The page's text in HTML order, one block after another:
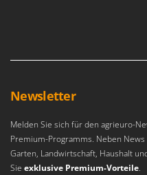
Mockmill
MOSA
MOVA
Newsletter
Melden Sie sich für den agrieuro-
Premium-Programms. Neben
Garten, Landwirtschaft, Haushalt
Sie exklusive Premium-Vorteile.